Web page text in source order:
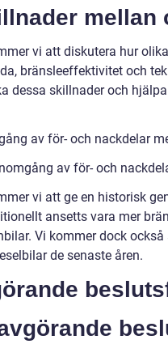
vi att diskutera hur
bränsleeffektivitet och
dessa skillnader och
av för- och nackdelar
av för- och
vi att ge en historisk
ansetts vara mer
Vi kommer dock
de senaste åren.